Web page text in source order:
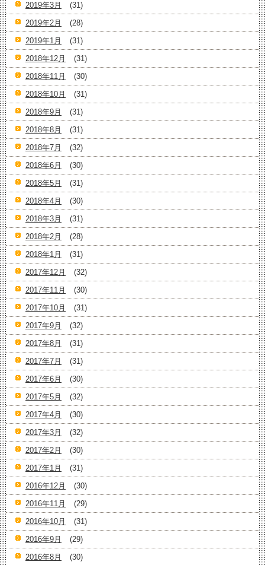
2019年3月
(31)
2019年2月
(28)
2019年1月
(31)
2018年12月
(31)
2018年11月
(30)
2018年10月
(31)
2018年9月
(31)
2018年8月
(31)
2018年7月
(32)
2018年6月
(30)
2018年5月
(31)
2018年4月
(30)
2018年3月
(31)
2018年2月
(28)
2018年1月
(31)
2017年12月
(32)
2017年11月
(30)
2017年10月
(31)
2017年9月
(32)
2017年8月
(31)
2017年7月
(31)
2017年6月
(30)
2017年5月
(32)
2017年4月
(30)
2017年3月
(32)
2017年2月
(30)
2017年1月
(31)
2016年12月
(30)
2016年11月
(29)
2016年10月
(31)
2016年9月
(29)
2016年8月
(30)